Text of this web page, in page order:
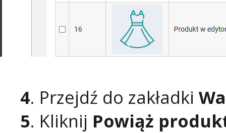
4. Przejdź do zakładki
5. Kliknij Powiąż